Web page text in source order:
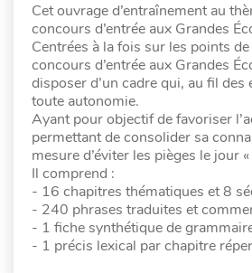
Cet ouvrage d’entraînement au
concours d’entrée aux Grandes
Centrées à la fois sur les points
concours d’entrée aux Grandes
disposer d’un cadre qui, au fil
toute autonomie.
Ayant pour objectif de favoriser
permettant de consolider sa
mesure d’éviter les pièges le jour «
Il comprend :
- 16 chapitres thématiques et 8
- 240 phrases traduites et
- 1 fiche synthétique de
- 1 précis lexical par chapitre